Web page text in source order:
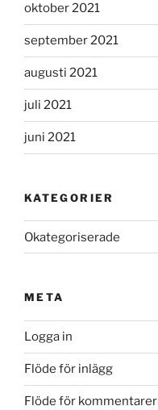
oktober 2021
september 2021
augusti 2021
juli 2021
juni 2021
KATEGORIER
Okategoriserade
META
Logga in
Flöde för inlägg
Flöde för kommentarer